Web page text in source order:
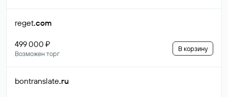
reget.com
499 000 ₽
Возможен торг
В корзину
bontranslate.ru